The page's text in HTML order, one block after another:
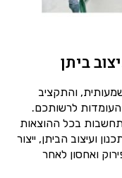
ביתן
והתקציב
העומדות לרשותכם.
בכל ההוצאות
ועיצוב הביתן, ייצור
ואחסון לאחר